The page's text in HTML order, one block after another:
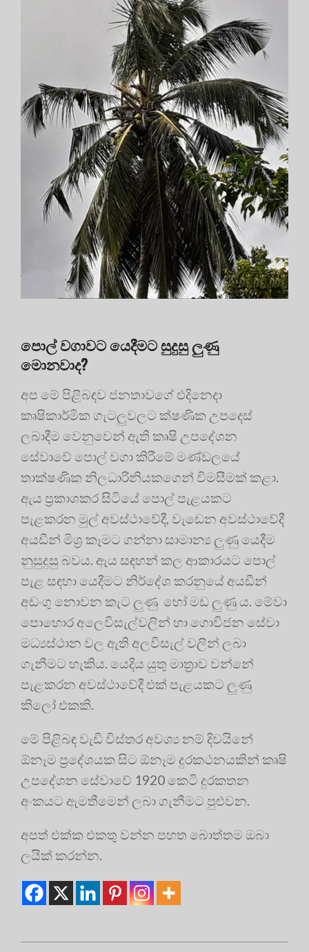
පොල් වගාවට යෙදීමට සුදුසු ලුණු
මොනවාද?
අප මේ පිළිබඳව ජනතාවගේ එදිනෙදා
කෘෂිකාර්මික ගැටලුවලට ක්ෂණික උපදෙස්
ලබාදීම වෙනුවෙන් ඇති කෘෂි උපදේශන
සේවාවේ පොල් වගා කිරීමේ මණ්ඩලයේ
තාක්ෂණික නිලධාරිනියකගෙන් විමසීමක් කළා.
ඇය ප්‍රකාශකර සිටියේ පොල් පැළයකට
පැළකරන මුල් අවස්ථාවේදී, වැඩෙන අවස්ථාවේදී
අයඩීන් මිශ්‍ර කෑමට ගන්නා සාමාන්‍ය ලුණු යෙදීම
නුසුදුසු බවය. ඇය සඳහන් කල ආකාරයට පොල්
පැළ සඳහා යෙදීමට නිර්දේශ කරනුයේ අයඩීන්
අඩංගු නොවන කැට ලුණු හෝ මඩ ලුණු ය. මේවා
පොහොර අලෙවිසැල්වලින් හා ගොවිජන සේවා
මධ්‍යස්ථාන වල ඇති අලවිසැල් වලින් ලබා
ගැනීමට හැකිය. යෙදිය යුතු මාත්‍රාව වන්නේ
පැළකරන අවස්ථාවේදී එක් පැළයකට ලුණු
කිලෝ එකකි.
මේ පිළිබඳ වැඩි විස්තර අවශ්‍ය නම් දිවයිනේ
ඕනෑම ප්‍රදේශයක සිට ඕනෑම දුරකථනයකින් කෘෂි
උපදේශන සේවාවේ 1920 කෙටි දුරකතන
අංකයට ඇමතීමෙන් ලබා ගැනීමට පුළුවන.
අපත් එක්ක එකතු වන්න පහත බොත්තම ඔබා
ලයික් කරන්න.